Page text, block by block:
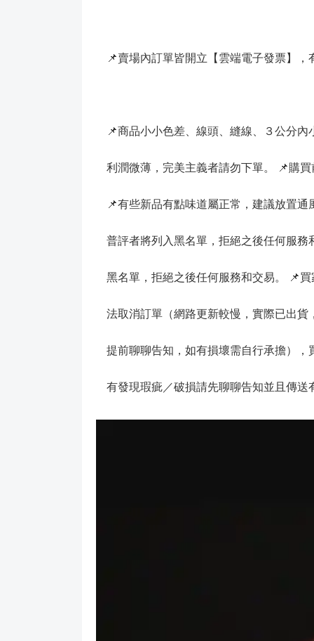
📌賣場內訂單皆開立【雲端電子發票】
📌商品小小色差、線頭、縫線、３公分
利潤微薄，完美主義者請勿下單。 📌購
📌有些新品有點味道屬正常，建議放置
普評者將列入黑名單，拒絕之後任何服
黑名單，拒絕之後任何服務和交易。 📌
法取消訂單（網路更新較慢，實際已出
提前聊聊告知，如有損壞需自行承擔）
有發現瑕疵／破損請先聊聊告知並且傳送